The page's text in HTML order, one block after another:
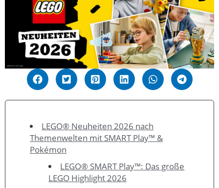
LEGO® Neuheiten 2026 nach
Themenwelten mit SMART Play™ &
Pokémon
LEGO® SMART Play™: Das große
LEGO Highlight 2026